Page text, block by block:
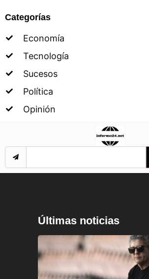
Categorías
Economía
Tecnología
Sucesos
Política
Opinión
Últimas noticias